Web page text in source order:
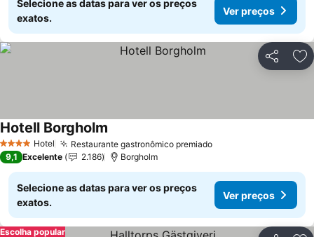
Selecione as datas para ver os preços
exatos.
Ver preços
Partilhar
4 EstrelasHotel Restaurante gastronômico premiado
Hotell Borgholm
9,1 Excelente 2.186 Borgholm
Selecione as datas para ver os preços
exatos.
Ver preços
Escolha popular